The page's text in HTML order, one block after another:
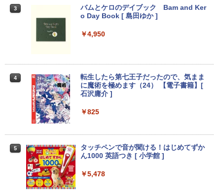
レスイヤホン bluetooth イヤホン V12 小型
軽量 ブルートゥースHi-Fi 最大36時間再生 ぶ
セリング 自動ペアリング Type-C充電 マイク
Xiaomi シャオミ REDMI Buds 8 Lite ワイヤ
リング ANC 36時間再生
￥250
￥250
by Amazon 炭酸水 ラベルレス 500ml ×24本
強炭酸水 ペットボトル 500ミリリットル (Sm
ベルレス 650mlPET×24本
￥2,009
コミックスDIGITAL)
￥810
3
バムとケロのデイブック Bam and Ker
o Day Book [ 島田ゆか ]
￥4,950
4
転生したら第七王子だったので、気まま
に魔術を極めます（24） 【電子書籍】[
石沢庸介 ]
￥825
5
タッチペンで音が聞ける！はじめてずか
ん1000 英語つき [ 小学館 ]
￥5,478